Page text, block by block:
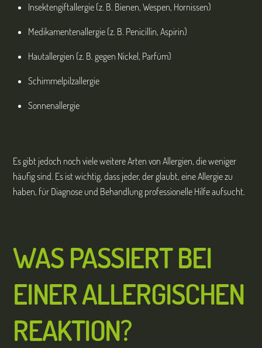
Insektengiftallergie (z. B. Bienen, Wespen, Hornissen)
Medikamentenallergie (z. B. Penicillin, Aspirin)
Hautallergien (z. B. gegen Nickel, Parfüm)
Schimmelpilzallergie
Sonnenallergie
Es gibt jedoch noch viele weitere Arten von Allergien, die weniger
häufig sind. Es ist wichtig, dass jeder, der glaubt, eine Allergie zu
haben, für Diagnose und Behandlung professionelle Hilfe aufsucht.
WAS PASSIERT BEI
EINER ALLERGISCHEN
REAKTION?